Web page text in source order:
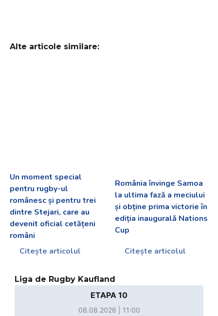
Alte articole similare:
Un moment special
pentru rugby-ul
românesc și pentru trei
dintre Stejari, care au
devenit oficial cetățeni
români
Citește articolul
România învinge Samoa
la ultima fază a meciului
și obține prima victorie în
ediția inaugurală Nations
Cup
Citește articolul
Liga de Rugby Kaufland
ETAPA 10
08.08.2026 | 11:00